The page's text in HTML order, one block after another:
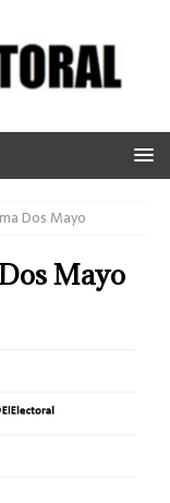
Dos Mayo
Mayo